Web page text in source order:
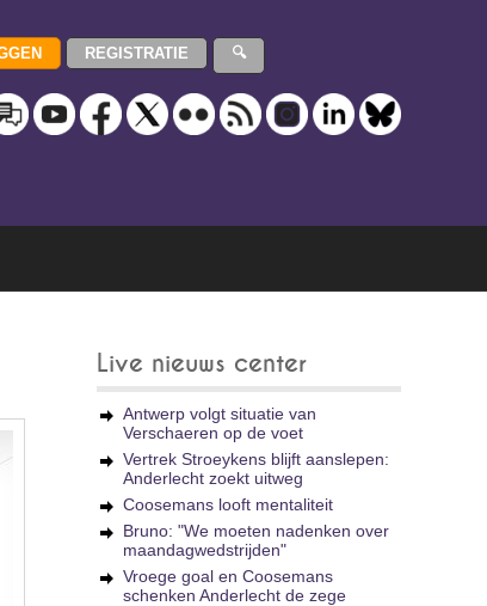
Live nieuws center
Antwerp volgt situatie van
Verschaeren op de voet
Vertrek Stroeykens blijft aanslepen:
Anderlecht zoekt uitweg
Coosemans looft mentaliteit
Bruno: "We moeten nadenken over
maandagwedstrijden"
Vroege goal en Coosemans
schenken Anderlecht de zege